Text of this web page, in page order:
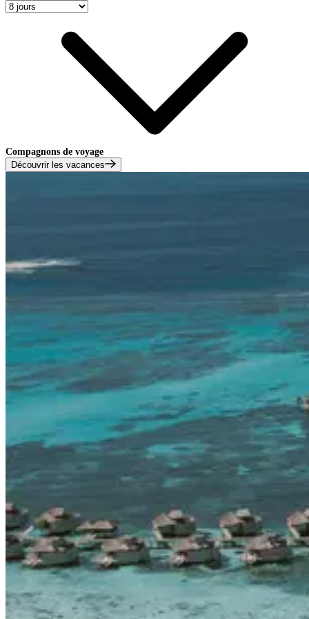
Compagnons de voyage
Découvrir les vacances